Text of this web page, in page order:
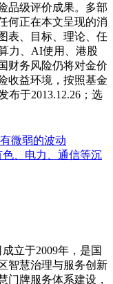
品级评价成果。多部
何正在本文呈现的消
表、目标、理论、任
力、AI使用、港股
财务风险仍将对金价
收益环境，按照基金
布于2013.12.26；选
微弱的波动
、电力、通信等沉
立于2009年，是国
智慧治理与服务创新
门牌服务体系建设，